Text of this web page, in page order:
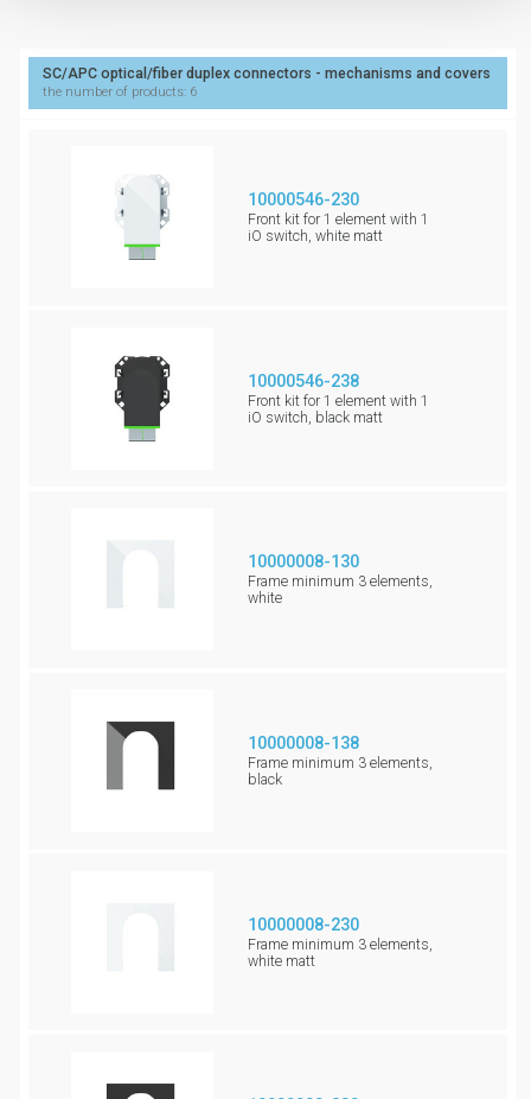
SC/APC optical/fiber duplex connectors - mechanisms and covers
the number of products: 6
10000546-230
Front kit for 1 element with 1
iO switch, white matt
10000546-238
Front kit for 1 element with 1
iO switch, black matt
10000008-130
Frame minimum 3 elements,
white
10000008-138
Frame minimum 3 elements,
black
10000008-230
Frame minimum 3 elements,
white matt